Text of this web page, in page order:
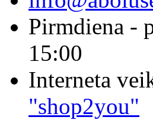
Pirmdiena -
15:00
Interneta
"shop2you"